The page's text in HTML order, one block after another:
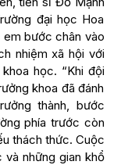
đại học Hoa
em bước chân vào
nhiệm xã hội với
học. “Khi đội
khoa đã đánh
thành, bước
phía trước còn
thách thức. Cuộc
những gian khổ